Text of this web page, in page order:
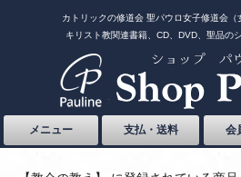
カトリックの修道会 聖パウロ女子修道会（
キリスト教関連書籍、CD、DVD、聖品の
メニュー 支払・送料 会